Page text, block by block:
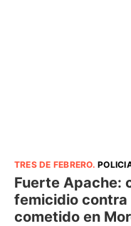
TRES DE FEBRERO.
Fuerte Apache:
femicidio contra
cometido en